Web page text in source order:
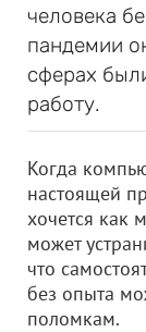
человека
пандемии
сферах
работу.
Когда
настоящей
хочется как
может
что
без опыта
поломкам.